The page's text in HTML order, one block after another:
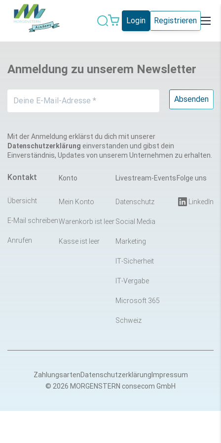
Login Registrieren
Künstliche
Microsoft 365
Schweiz Social Media
Anmeldung zu unserem Newsletter
Mit der Anmeldung erklärst du dich mit unserer
Datenschutzerklärung einverstanden und gibst dein
Einverständnis, Updates von unserem Unternehmen zu erhalten.
Kontakt
Übersicht
E-Mail schreiben
Anrufen
Konto
Mein Konto
Warenkorb ist leer
Kasse ist leer
Livestream-Events
Datenschutz
Social Media
Marketing
IT-Sicherheit
IT-Vergabe
Microsoft 365
Schweiz
Folge uns
LinkedIn
© 2026 MORGENSTERN consecom GmbH
ZahlungsartenDatenschutzerklärung Impressum